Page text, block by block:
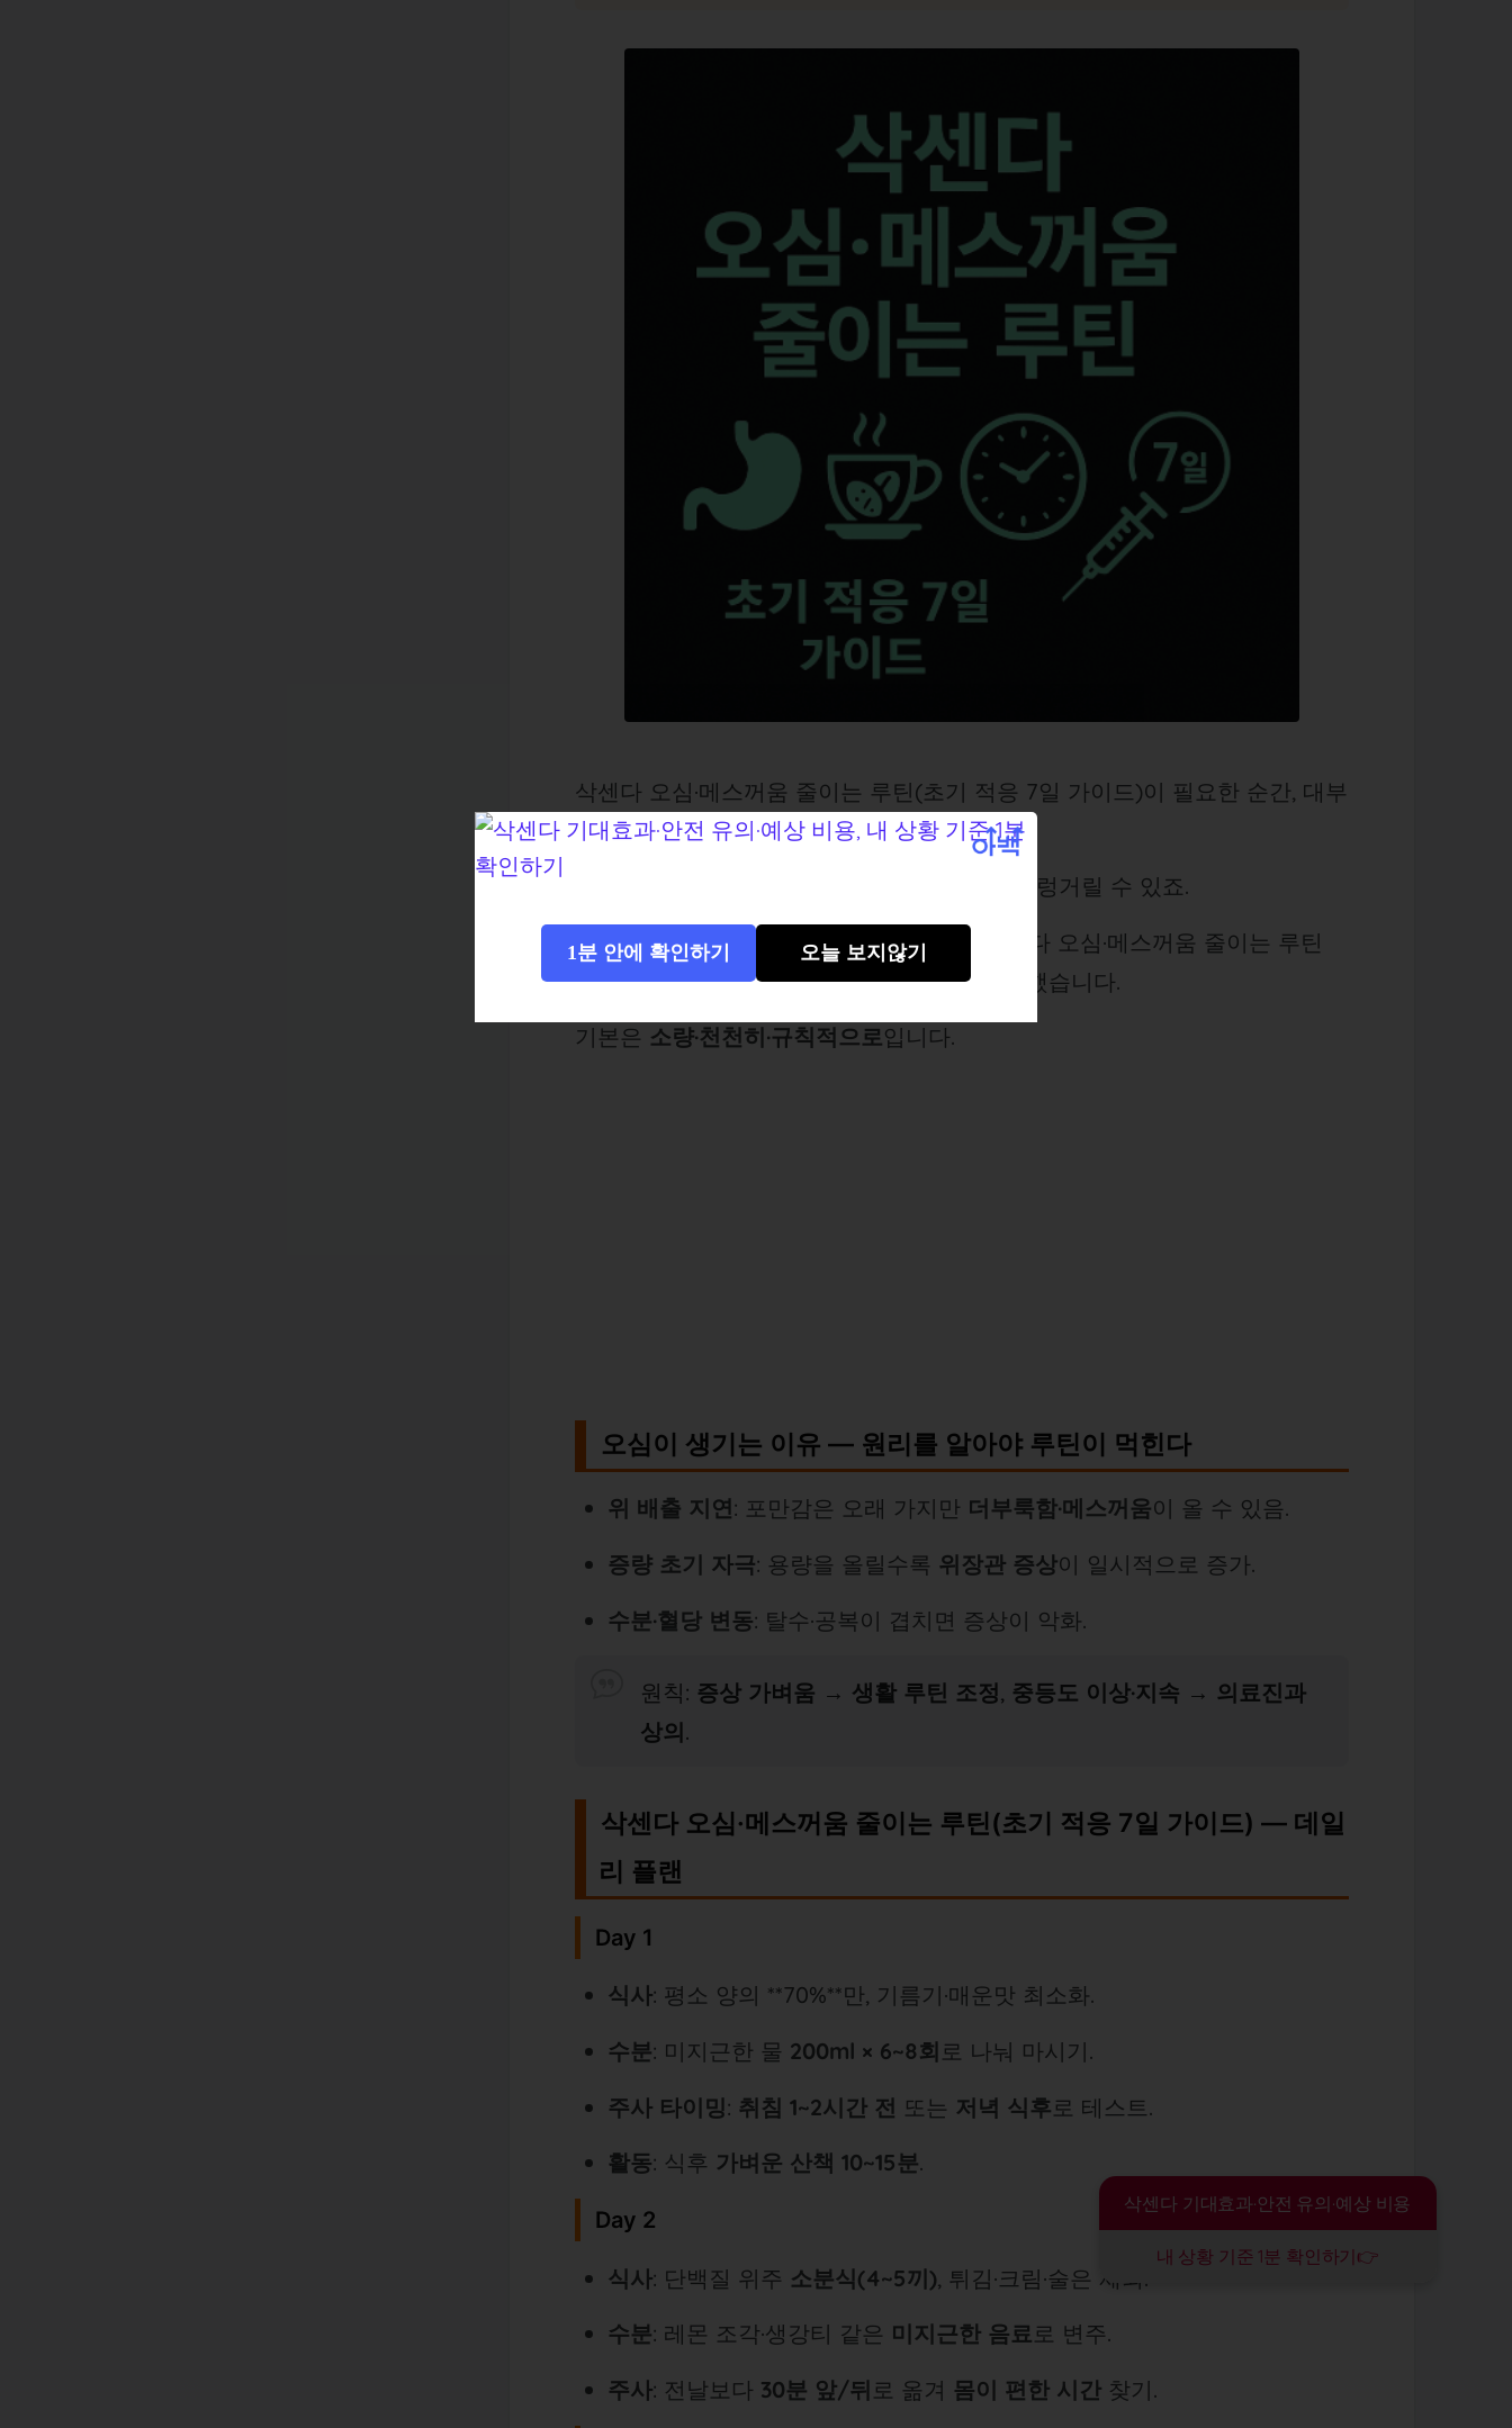
삭센다 오심·메스꺼움 줄이는 루틴(초기 적응 7일 가이드)이 필요한 순간, 대부
분 시작 첫 주입니다.
위장 움직임이 느려지면서 속이 더부룩하고 울렁거릴 수 있죠.
이 글은첫 7일을 버티고 넘길 수 있도록, 삭센다 오심·메스꺼움 줄이는 루틴
(초기 적응 7일 가이드)을하루 일정표로 정리했습니다.
기본은 소량·천천히·규칙적으로입니다.
오심이 생기는 이유 — 원리를 알아야 루틴이 먹힌다
위 배출 지연: 포만감은 오래 가지만 더부룩함·메스꺼움이 올 수 있음.
증량 초기 자극: 용량을 올릴수록 위장관 증상이 일시적으로 증가.
수분·혈당 변동: 탈수·공복이 겹치면 증상이 악화.
원칙: 증상 가벼움 → 생활 루틴 조정 중등도 이상·지속 → 의료진과
상의.
삭센다 오심·메스꺼움 줄이는 루틴(초기 적응 7일 가이드) — 데일
리 플랜
Day 1
식사: 평소 양의 **70%**만, 기름기·매운맛 최소화.
수분: 미지근한 물 200ml × 6~8회 로 나눠 마시기.
주사 타이밍: 취침 1~2시간 전 또는 저녁 식후 로 테스트.
활동: 식후 가벼운 산책 10~15분.
Day 2
식사: 단백질 위주 소분식(4~5끼) , 튀김·크림·술은 제외.
수분: 레몬 조각·생강티 같은 미지근한 음료로 변주.
주사: 전날보다 30분 앞/뒤 로 옮겨 몸이 편한 시간 찾기.
삭센다 기대효과·안전 유의·예상 비용
내 상황 기준 1분 확인하기👉
1분 안에 확인하기 오늘 보지않기